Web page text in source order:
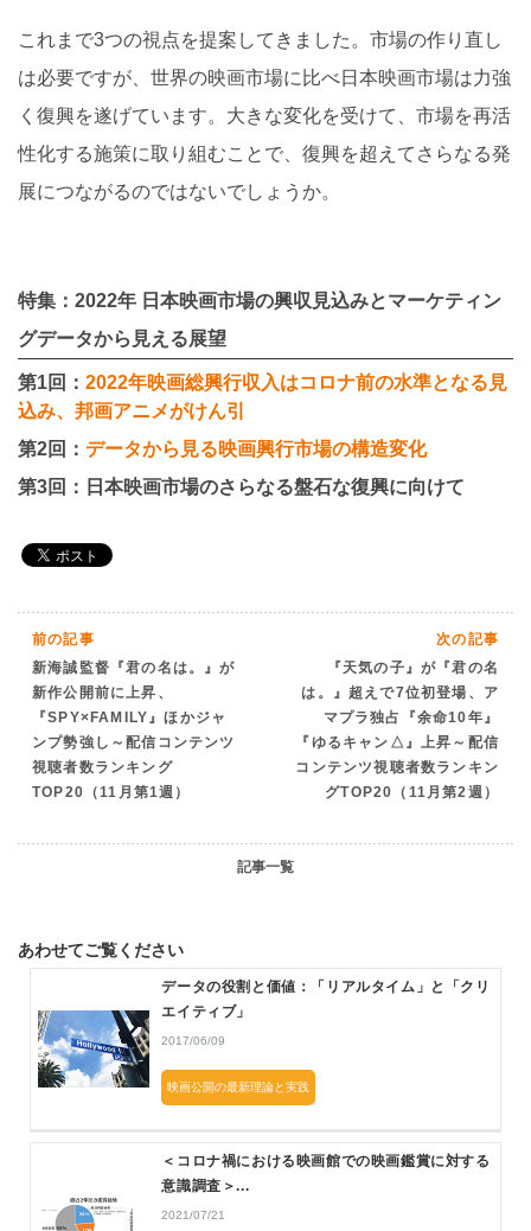
これまで3つの視点を提案してきました。市場の作り直し
は必要ですが、世界の映画市場に比べ日本映画市場は力強
く復興を遂げています。大きな変化を受けて、市場を再活
性化する施策に取り組むことで、復興を超えてさらなる発
展につながるのではないでしょうか。
特集：2022年 日本映画市場の興収見込みとマーケティン
グデータから見える展望
第1回： 2022年映画総興行収入はコロナ前の水準となる見
込み、邦画アニメがけん引
第2回： データから見る映画興行市場の構造変化
第3回：日本映画市場のさらなる盤石な復興に向けて
前の記事
新海誠監督『君の名は。』が
新作公開前に上昇、
『SPY×FAMILY』ほかジャ
ンプ勢強し～配信コンテンツ
視聴者数ランキング
TOP20（11月第1週）
次の記事
『天気の子』が『君の名
は。』超えで7位初登場、ア
マプラ独占『余命10年』
『ゆるキャン△』上昇～配信
コンテンツ視聴者数ランキン
グTOP20（11月第2週）
記事一覧
あわせてご覧ください
データの役割と価値：「リアルタイム」と「クリ
エイティブ」
2017/06/09
映画公開の最新理論と実践
＜コロナ禍における映画館での映画鑑賞に対する
意識調査＞...
2021/07/21